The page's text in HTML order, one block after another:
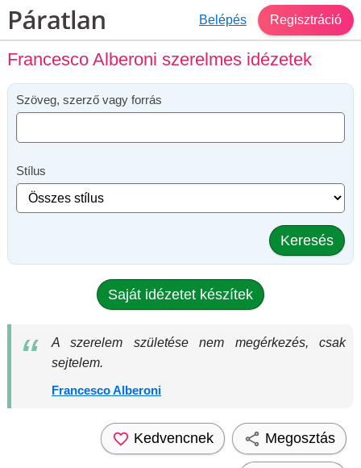
Belépés Regisztráció
Francesco Alberoni szerelmes idézetek
Szöveg, szerző vagy forrás
Stílus
Keresés
Saját idézetet készítek
A szerelem születése nem megérkezés, csak
sejtelem.
Francesco Alberoni
Kedvencnek Megosztás